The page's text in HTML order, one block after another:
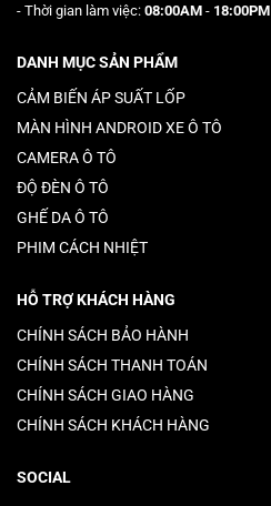
- Thời gian làm việc: 08:00AM - 18:00PM
DANH MỤC SẢN PHẨM
CẢM BIẾN ÁP SUẤT LỐP
MÀN HÌNH ANDROID XE Ô TÔ
CAMERA Ô TÔ
ĐỘ ĐÈN Ô TÔ
GHẾ DA Ô TÔ
PHIM CÁCH NHIỆT
HỖ TRỢ KHÁCH HÀNG
CHÍNH SÁCH BẢO HÀNH
CHÍNH SÁCH THANH TOÁN
CHÍNH SÁCH GIAO HÀNG
CHÍNH SÁCH KHÁCH HÀNG
SOCIAL